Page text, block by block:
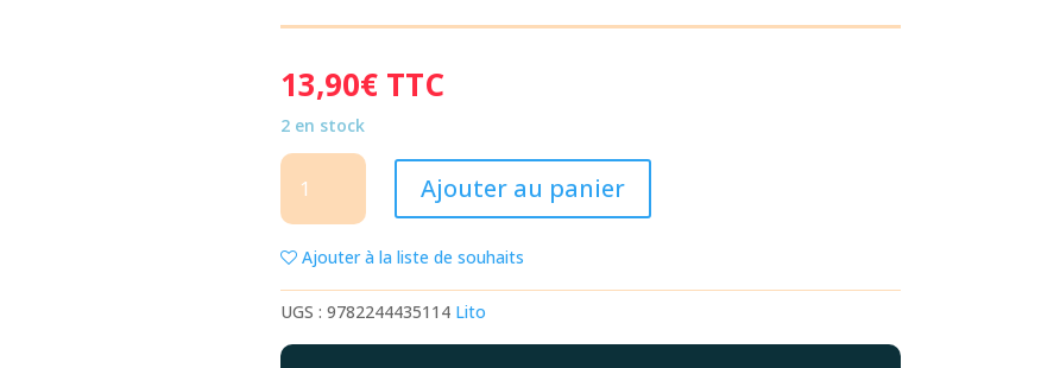
13,90€ TTC
2 en stock
quantité
HISTOIRES
POUR
REVER
Ajouter au panier
Ajouter à la liste de souhaits
UGS :9782244435114 Lito